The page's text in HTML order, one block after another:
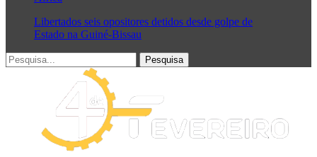
Libertados seis opositores detidos desde golpe de
Estado na Guiné-Bissau